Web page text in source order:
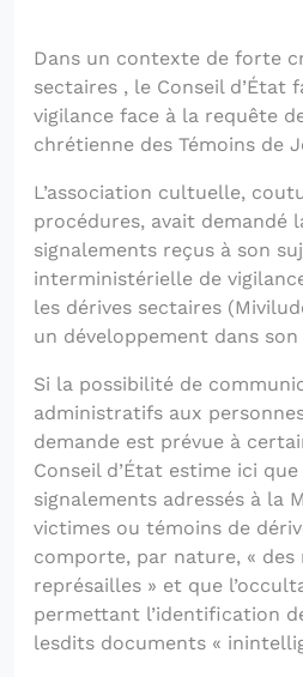
Dans un contexte de forte
sectaires , le Conseil d’État
vigilance face à la requête
chrétienne des Témoins de
L’association cultuelle,
procédures, avait demandé
signalements reçus à son
interministérielle de
les dérives sectaires
un développement dans
Si la possibilité de
administratifs aux
demande est prévue à
Conseil d’État estime ici
signalements adressés à la
victimes ou témoins de
comporte, par nature, « des
représailles » et que
permettant l’identification
lesdits documents «